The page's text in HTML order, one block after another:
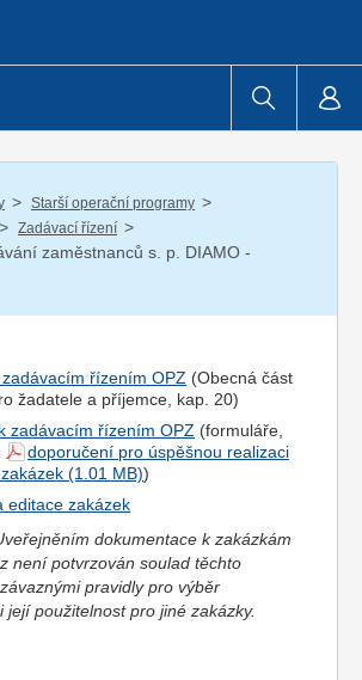
/ Starší operační programy /
/ Zadávací řízení /
zaměstnanců s. p. DIAMO -
řízením OPZ (Obecná část
žadatele a příjemce , kap. 20)
zadávacím řízením OPZ (formuláře,
doporučení pro úspěšnou realizaci
)
editace zakázek
dokumentace k zakázkám
není potvrzován soulad těchto
pravidly pro výběr
její použitelnost pro jiné zakázky.